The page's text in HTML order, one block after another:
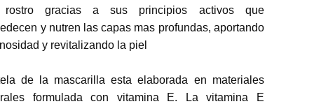
gracias a sus principios activos que
y nutren las capas mas profundas, aportando
y revitalizando la piel
de la mascarilla esta elaborada en materiales
formulada con vitamina E. La vitamina E